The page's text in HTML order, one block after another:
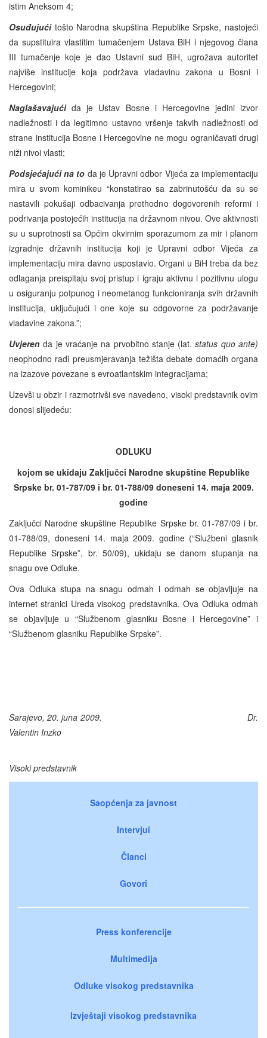
istim Aneksom 4;
Osuđujući tošto Narodna skupština Republike Srpske, nastojeći
da supstituira vlastitim tumačenjem Ustava BiH i njegovog člana
III tumačenje koje je dao Ustavni sud BiH, ugrožava autoritet
najviše institucije koja podržava vladavinu zakona u Bosni i
Hercegovini;
Naglašavajućida je Ustav Bosne i Hercegovine jedini izvor
nadležnosti i da legitimno ustavno vršenje takvih nadležnosti od
strane institucija Bosne i Hercegovine ne mogu ograničavati drugi
niži nivoi vlasti;
Podsjećajući na to da je Upravni odbor Vijeća za implementaciju
mira u svom kominikeu “konstatirao sa zabrinutošću da su se
nastavili pokušaji odbacivanja prethodno dogovorenih reformi i
podrivanja postojećih institucija na državnom nivou. Ove aktivnosti
su u suprotnosti sa Općim okvirnim sporazumom za mir i planom
izgradnje državnih institucija koji je Upravni odbor Vijeća za
implementaciju mira davno uspostavio. Organi u BiH treba da bez
odlaganja preispitaju svoj pristup i igraju aktivnu i pozitivnu ulogu
u osiguranju potpunog i neometanog funkcioniranja svih državnih
institucija, uključujući i one koje su odgovorne za podržavanje
vladavine zakona.”;
Uvjerenda je vraćanje na prvobitno stanje (lat.status quo ante)
neophodno radi preusmjeravanja težišta debate domaćih organa
na izazove povezane s evroatlantskim integracijama;
Uzevši u obzir i razmotrivši sve navedeno, visoki predstavnik ovim
donosi slijedeću:
ODLUKU
kojom se ukidaju Zaključci Narodne skupštine Republike
Srpske br. 01-787/09 i br. 01-788/09 doneseni 14. maja 2009.
godine
Zaključci Narodne skupštine Republike Srpske br. 01-787/09 i br.
01-788/09, doneseni 14. maja 2009. godine (“Službeni glasnik
Republike Srpske”, br. 50/09), ukidaju se danom stupanja na
snagu ove Odluke.
Ova Odluka stupa na snagu odmah i odmah se objavljuje na
internet stranici Ureda visokog predstavnika. Ova Odluka odmah
se objavljuje u “Službenom glasniku Bosne i Hercegovine” i
“Službenom glasniku Republike Srpske”.
Sarajevo, 20. juna 2009. Dr.
Valentin Inzko
Visoki predstavnik
Saopćenja za javnost
Intervjui
Članci
Govori
Press konferencije
Multimedija
Odluke visokog predstavnika
Izvještaji visokog predstavnika